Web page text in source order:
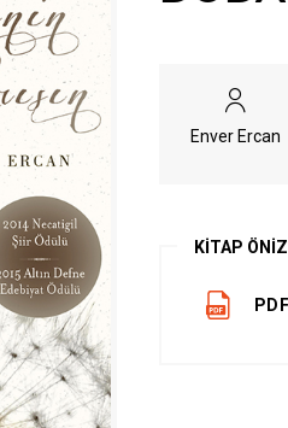
GİRİŞ YAP
Enver Ercan
KİTAP